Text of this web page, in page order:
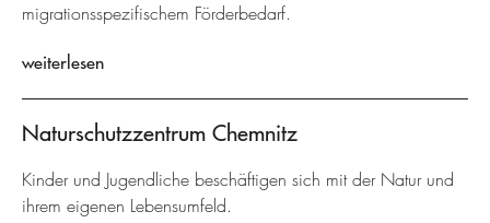
migrationsspezifischem Förderbedarf.
weiterlesen
Naturschutzzentrum Chemnitz
Kinder und Jugendliche beschäftigen sich mit der Natur und
ihrem eigenen Lebensumfeld.